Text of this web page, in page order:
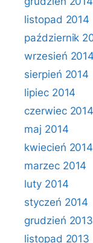
listopad 2014
październik
wrzesień 2014
sierpień 2014
lipiec 2014
czerwiec 2014
maj 2014
kwiecień 2014
marzec 2014
luty 2014
styczeń 2014
grudzień 2013
listopad 2013